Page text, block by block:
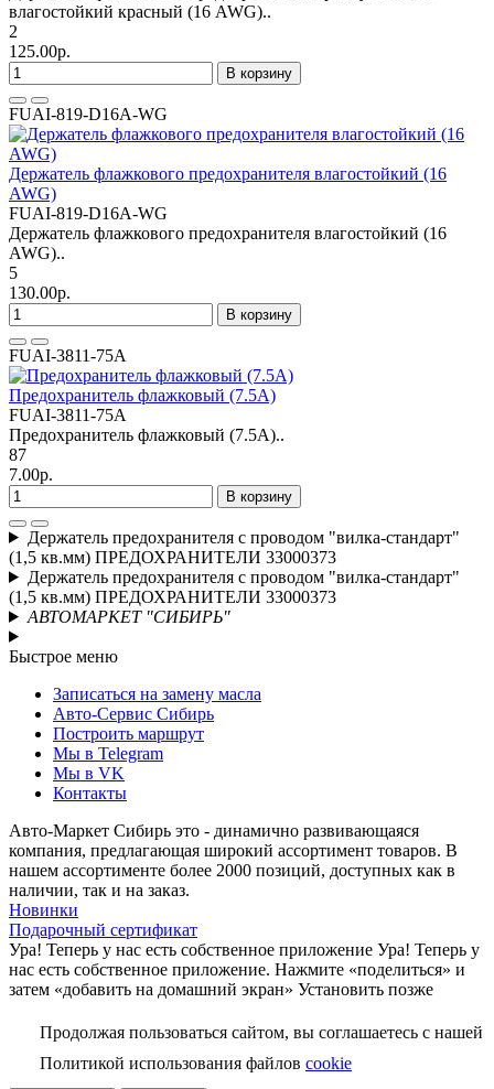
влагостойкий красный (16 AWG)..
2
125.00р.
В корзину
FUAI-819-D16A-WG
Держатель флажкового предохранителя влагостойкий (16
AWG)
FUAI-819-D16A-WG
Держатель флажкового предохранителя влагостойкий (16
AWG)..
5
130.00р.
В корзину
FUAI-3811-75A
Предохранитель флажковый (7.5А)
FUAI-3811-75A
Предохранитель флажковый (7.5А)..
87
7.00р.
В корзину
Держатель предохранителя с проводом "вилка-стандарт"
(1,5 кв.мм) ПРЕДОХРАНИТЕЛИ 33000373
Держатель предохранителя с проводом "вилка-стандарт"
(1,5 кв.мм) ПРЕДОХРАНИТЕЛИ 33000373
АВТОМАРКЕТ "СИБИРЬ"
Быстрое меню
Записаться на замену масла
Авто-Сервис Сибирь
Построить маршрут
Мы в Telegram
Мы в VK
Контакты
Авто-Маркет Сибирь это - динамично развивающаяся
компания, предлагающая широкий ассортимент товаров. В
нашем ассортименте более 2000 позиций, доступных как в
наличии, так и на заказ.
Новинки
Подарочный сертификат
Ура! Теперь у нас есть собственное приложение Ура! Теперь у
нас есть собственное приложение. Нажмите «поделиться» и
затем «добавить на домашний экран» Установить позже
Продолжая пользоваться сайтом, вы соглашаетесь с нашей
Политикой использования файлов cookie